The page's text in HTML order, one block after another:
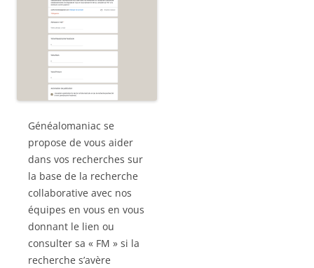
Généalomaniac se
propose de vous aider
dans vos recherches sur
la base de la recherche
collaborative avec nos
équipes en vous en vous
donnant le lien ou
consulter sa « FM » si la
recherche s’avère